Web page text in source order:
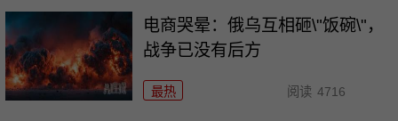
电商哭晕：俄乌互相砸\"饭碗\"，
战争已没有后方
最热 阅读 4716